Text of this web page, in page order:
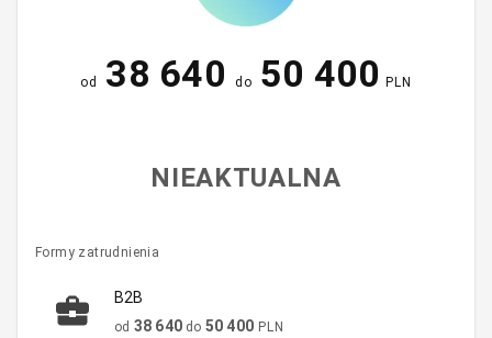
od 38 640 do 50 400 PLN
NIEAKTUALNA
Formy zatrudnienia
B2B
od 38 640 do 50 400 PLN